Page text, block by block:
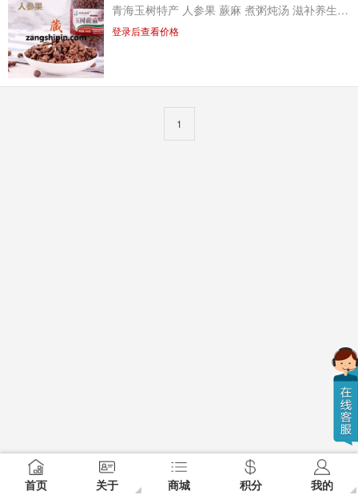
首页 关于 商城 积分 我的
青海玉树特产 人参果 蕨麻 煮粥炖汤 滋补养生 400g
登录后查看价格
1